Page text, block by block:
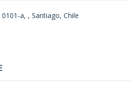
a, , Santiago, Chile